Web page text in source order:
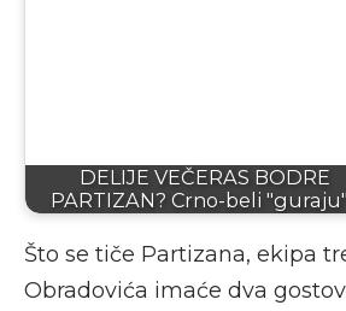
DELIJE VEČERAS BODRE
PARTIZAN? Crno-beli
Što se tiče Partizana, ekipa
Obradovića imaće dva